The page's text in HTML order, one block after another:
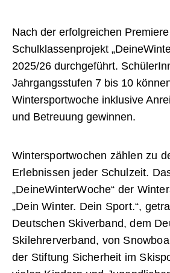
Nach der erfolgreichen
Schulklassenprojekt
2025/26 durchgeführt.
Jahrgangsstufen 7 bis 10
Wintersportwoche inklusive
und Betreuung gewinnen.
Wintersportwochen zählen zu
Erlebnissen jeder Schulzeit.
„DeineWinterWoche“ der
„Dein Winter. Dein Sport.“,
Deutschen Skiverband, dem
Skilehrerverband, von
der Stiftung Sicherheit im